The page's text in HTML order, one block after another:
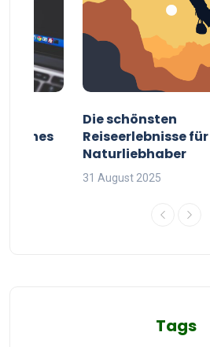
deines
Die schönsten
Reiseerlebnisse für
Naturliebhaber
31 August 2025
Tags